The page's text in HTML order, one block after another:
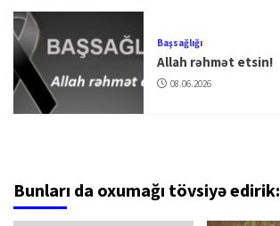
Başsağlığı
Allah rəhmət etsin!
08.06.2026
Bunları da oxumağı tövsiyə edirik: